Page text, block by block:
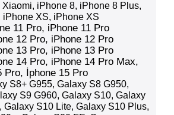
iPhone 8, iPhone 8 Plus,
XS, iPhone XS
11 Pro, iPhone 11 Pro
12 Pro, iPhone 12 Pro
13 Pro, iPhone 13 Pro
14 Pro, iPhone 14 Pro Max,
Pro, İphone 15 Pro
S8+ G955, Galaxy S8 G950,
S9 G960, Galaxy S10, Galaxy
Galaxy S10 Lite, Galaxy S10 Plus,